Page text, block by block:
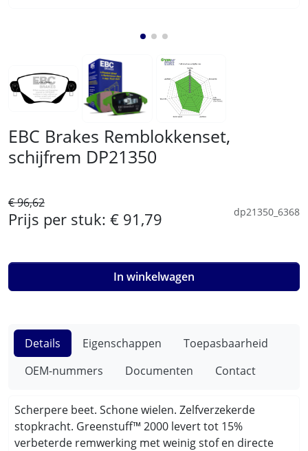
EBC Brakes Remblokkenset,
schijfrem DP21350
€ 96,62
Prijs per stuk: € 91,79 dp21350_6368
In winkelwagen
Details Eigenschappen
Toepasbaarheid
OEM-nummers
Documenten Contact
Scherpere beet. Schone wielen. Zelfverzekerde
stopkracht. Greenstuff™ 2000 levert tot 15%
verbeterde remwerking met weinig stof en directe